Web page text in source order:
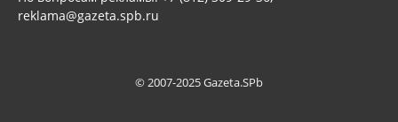
reklama@gazeta.spb.ru
© 2007-2025 Gazeta.SPb